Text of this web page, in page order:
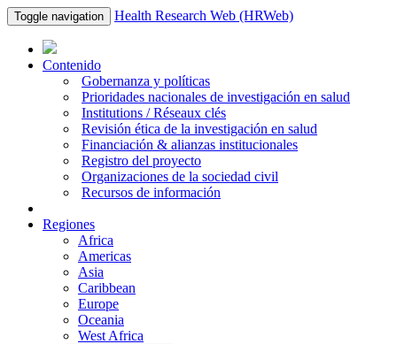
Toggle navigation Health Research Web (HRWeb)
Contenido
Gobernanza y políticas
Prioridades nacionales de investigación en salud
Institutions / Réseaux clés
Revisión ética de la investigación en salud
Financiación & alianzas institucionales
Registro del proyecto
Organizaciones de la sociedad civil
Recursos de información
Regiones
Africa
Americas
Asia
Caribbean
Europe
Oceania
West Africa